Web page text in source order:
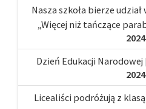
Nasza szkoła bierze
„Więcej niż tańczące
2024
Dzień Edukacji
2024
Licealiści podróżują z